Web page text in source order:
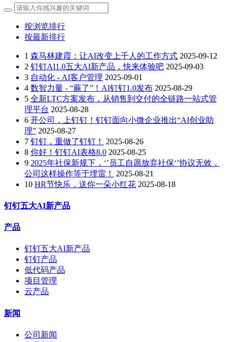
按浏览排行
按最新排行
1 森马林建霞：让AI改变上千人的工作方式 2025-09-12
2 钉钉AI1.0五大AI新产品，快来体验吧 2025-09-03
3 自动化 - AI客户管理 2025-09-01
4 数智力量 - “蕨了”！AI钉钉1.0发布 2025-08-29
5 全新LTC方案发布，从销售到交付的全链路一站式管
理平台 2025-08-28
6 开公司，上钉钉！钉钉面向小微企业推出“AI创业助
理” 2025-08-27
7 钉钉，重做了钉钉！
2025-08-26
8 你好！钉钉AI表格8.0 2025-08-25
9 2025年社保新规下，‘’员工自愿放弃社保‘’协议无效，
公司这样操作等于埋雷！
2025-08-21
10 HR节快乐，送你一朵小红花 2025-08-18
钉钉五大AI新产品
产品
钉钉五大AI新产品
钉钉产品
低代码产品
项目管理
云产品
新闻
公司新闻